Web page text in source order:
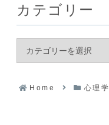
カテゴリー
Home 心理学